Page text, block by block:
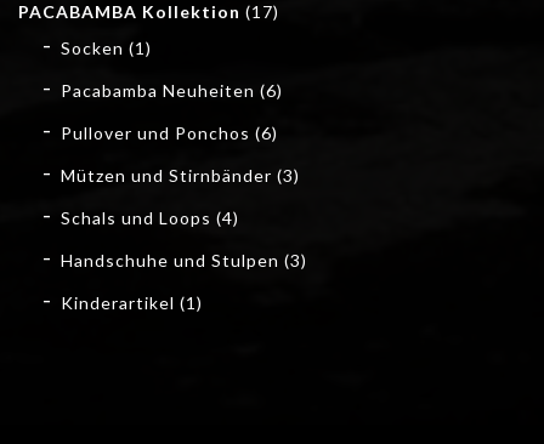
PACABAMBA Kollektion (17)
Socken (1)
Pacabamba Neuheiten (6)
Pullover und Ponchos (6)
Mützen und Stirnbänder (3)
Schals und Loops (4)
Handschuhe und Stulpen (3)
Kinderartikel (1)